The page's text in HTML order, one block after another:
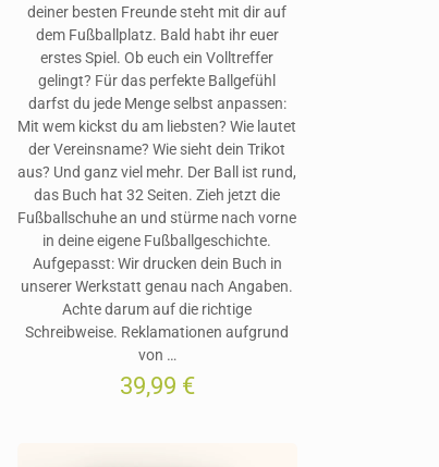
deiner besten Freunde steht mit dir auf
dem Fußballplatz. Bald habt ihr euer
erstes Spiel. Ob euch ein Volltreffer
gelingt? Für das perfekte Ballgefühl
darfst du jede Menge selbst anpassen:
Mit wem kickst du am liebsten? Wie lautet
der Vereinsname? Wie sieht dein Trikot
aus? Und ganz viel mehr. Der Ball ist rund,
das Buch hat 32 Seiten. Zieh jetzt die
Fußballschuhe an und stürme nach vorne
in deine eigene Fußballgeschichte.
Aufgepasst: Wir drucken dein Buch in
unserer Werkstatt genau nach Angaben.
Achte darum auf die richtige
Schreibweise. Reklamationen aufgrund
von …
39,99 €